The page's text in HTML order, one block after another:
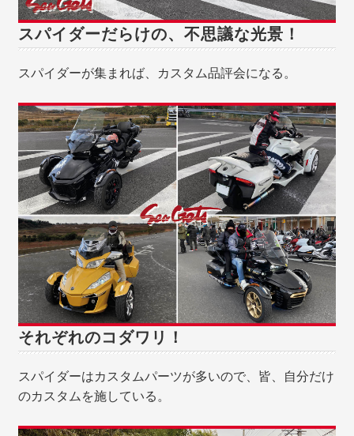
スパイダーだらけの、不思議な光景！
スパイダーが集まれば、カスタム品評会になる。
それぞれのコダワリ！
スパイダーはカスタムパーツが多いので、皆、自分だけ
のカスタムを施している。